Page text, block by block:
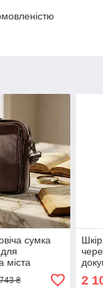
сумка
міста
Коричнева
₴ 2